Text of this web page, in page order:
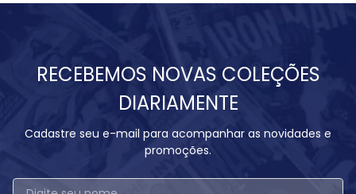
RECEBEMOS NOVAS COLEÇÕES
DIARIAMENTE
Cadastre seu e-mail para acompanhar as novidades e
promoções.